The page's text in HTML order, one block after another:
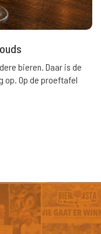
bieren. Daar is de
op. Op de proeftafel